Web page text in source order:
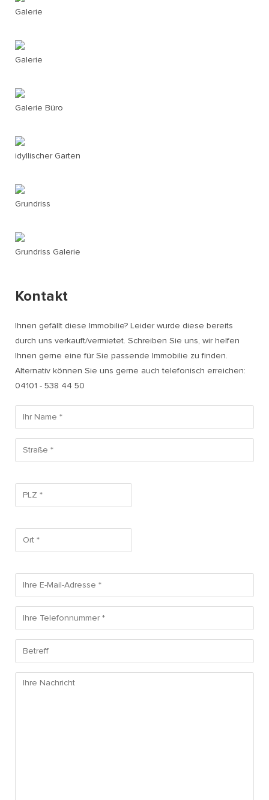
Galerie
Galerie
Galerie Büro
idyllischer Garten
Grundriss
Grundriss Galerie
Kontakt
Ihnen gefällt diese Immobilie? Leider wurde diese bereits
durch uns verkauft/vermietet. Schreiben Sie uns, wir helfen
Ihnen gerne eine für Sie passende Immobilie zu finden.
Alternativ können Sie uns gerne auch telefonisch erreichen:
04101 - 538 44 50